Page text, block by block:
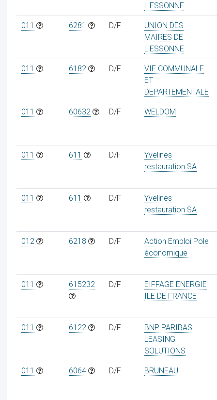
L'ESSONNE
011 6281 D/F
UNION DES
MAIRES DE
L'ESSONNE
011 6182 D/F
VIE COMMUNALE
ET
DEPARTEMENTALE
011 60632 D/F WELDOM
011 611 D/F
Yvelines
restauration SA
011 611 D/F
Yvelines
restauration SA
012 6218 D/F
Action Emploi Pole
économique
011 615232 D/F
EIFFAGE ENERGIE
ILE DE FRANCE
011 6122 D/F
BNP PARIBAS
LEASING
SOLUTIONS
011 6064 D/F BRUNEAU